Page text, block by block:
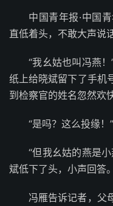
中国青年报·中国
直低着头，不敢大声说话
“我幺姑也叫冯燕
纸上给晓斌留下了手机
到检察官的姓名忽然欢
“是吗？这么投缘！
“但我幺姑的燕是
斌低下了头，小声回答。
冯雁告诉记者，父